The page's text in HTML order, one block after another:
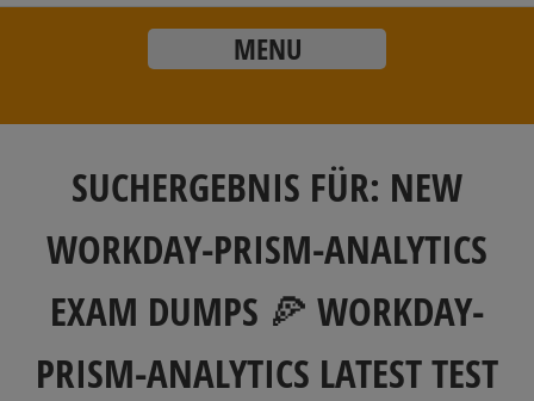
MENU
SUCHERGEBNIS FÜR: NEW
WORKDAY-PRISM-ANALYTICS
EXAM DUMPS 🍕 WORKDAY-
PRISM-ANALYTICS LATEST TEST